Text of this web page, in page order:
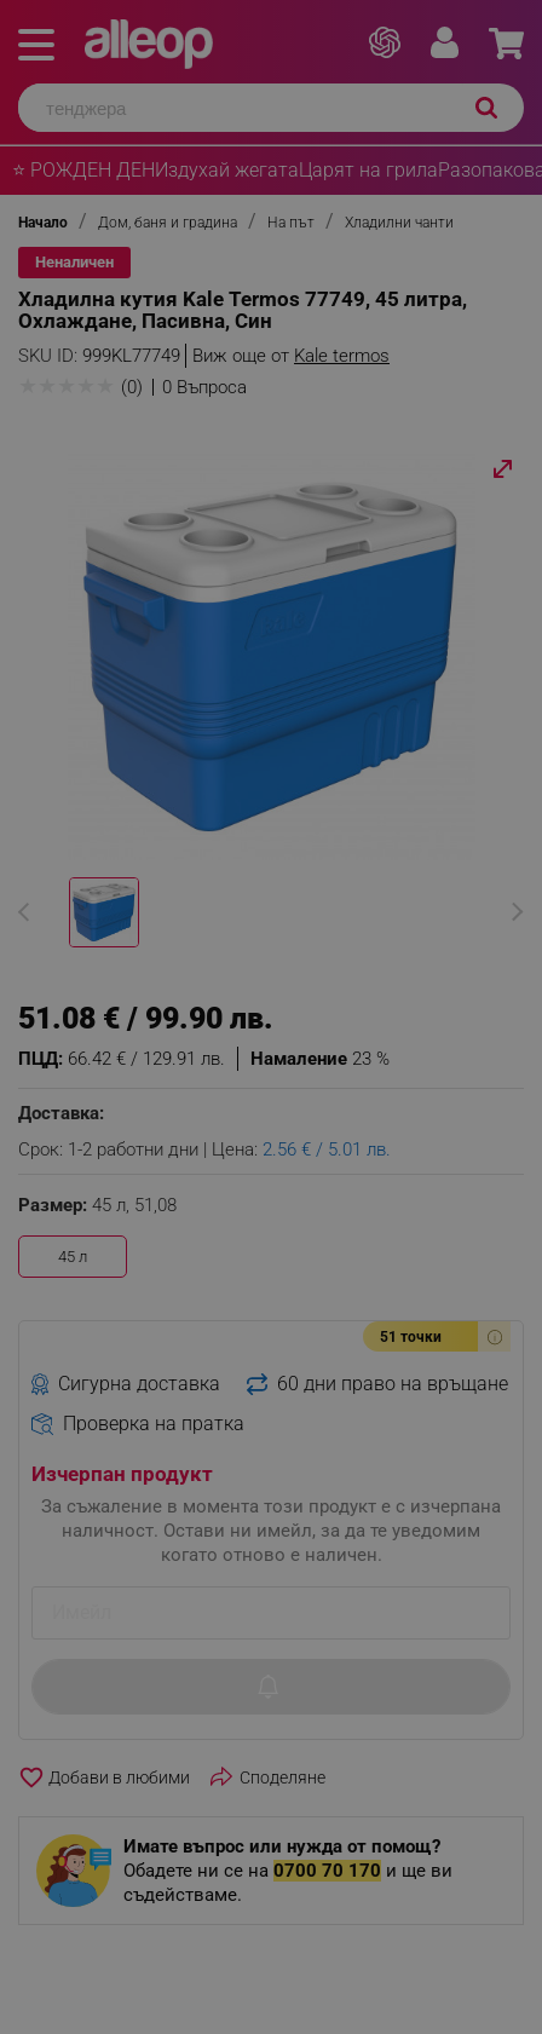
⭐ РОЖДЕН ДЕНИздухай жегатаЦарят на грила
Начало Дом, баня и градина На път Хладилни чанти
Неналичен
Хладилна кутия Kale Termos 77749, 45 литра,
Охлаждане, Пасивна, Син
SKU ID: 999KL77749 Виж още от Kale termos
(0) 0 Въпроса
Намаление 23 %
ПЦД: 66.42 € / 129.91 лв.
51.08 € / 99.90 лв.
Доставка:
Срок: 1-2 работни дни | Цена: 2.56 € / 5.01 лв.
Размер: 45 л, 51,08
45 л
51 точки
Сигурна доставка
60 дни право на връщане
Проверка на пратка
Изчерпан продукт
За съжаление в момента този продукт е с изчерпана
наличност. Остави ни имейл, за да те уведомим
когато отново е наличен.
favorite_border Споделяне
Имате въпрос или нужда от помощ?
Обадете ни се на 0700 70 170 и ще ви
съдействаме.